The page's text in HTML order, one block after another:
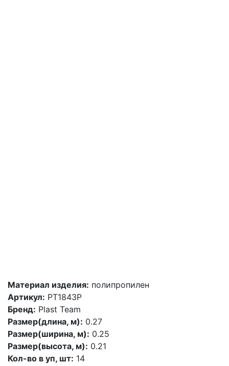
Материал изделия: полипропилен
Артикул: PT1843P
Бренд: Plast Team
Размер(длина, м): 0.27
Размер(ширина, м): 0.25
Размер(высота, м): 0.21
Кол-во в уп, шт: 14